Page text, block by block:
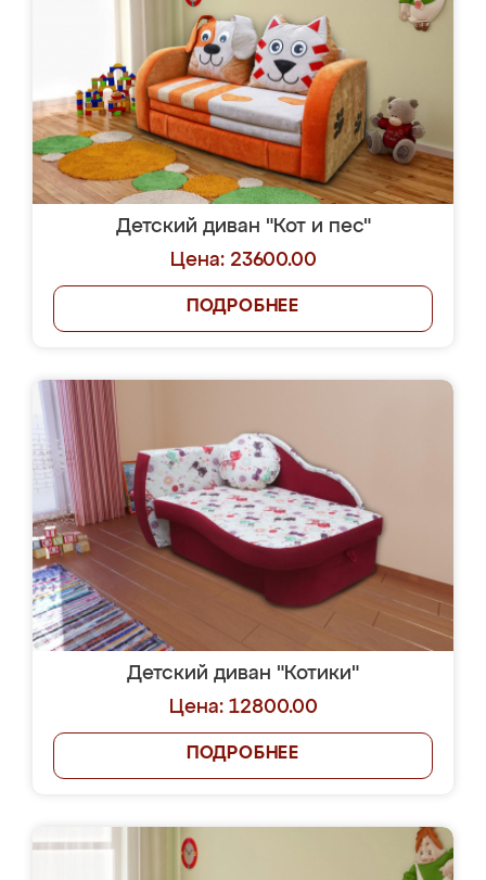
Детский диван "Кот и пес"
Цена: 23600.00
ПОДРОБНЕЕ
Детский диван "Котики"
Цена: 12800.00
ПОДРОБНЕЕ